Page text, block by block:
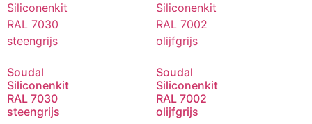
Soudal
Siliconenkit
RAL 7030
steengrijs
Soudal
Siliconenkit
RAL 7002
olijfgrijs